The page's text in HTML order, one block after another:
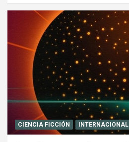
CIENCIA FICCIÓN INTERNACIONAL